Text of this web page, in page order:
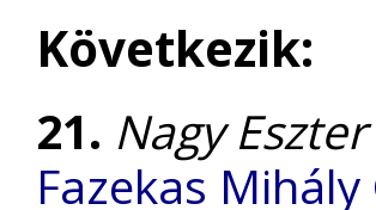
Következik:
21. Nagy
Fazekas